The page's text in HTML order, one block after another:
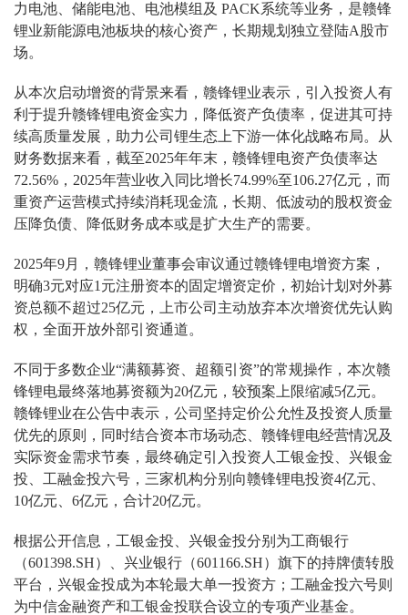
力电池、储能电池、电池模组及 PACK系统等业务，是赣锋
锂业新能源电池板块的核心资产，长期规划独立登陆A股市
场。
从本次启动增资的背景来看，赣锋锂业表示，引入投资人有
利于提升赣锋锂电资金实力，降低资产负债率，促进其可持
续高质量发展，助力公司锂生态上下游一体化战略布局。从
财务数据来看，截至2025年年末，赣锋锂电资产负债率达
72.56%，2025年营业收入同比增长74.99%至106.27亿元，而
重资产运营模式持续消耗现金流，长期、低波动的股权资金
压降负债、降低财务成本或是扩大生产的需要。
2025年9月，赣锋锂业董事会审议通过赣锋锂电增资方案，
明确3元对应1元注册资本的固定增资定价，初始计划对外募
资总额不超过25亿元，上市公司主动放弃本次增资优先认购
权，全面开放外部引资通道。
不同于多数企业“满额募资、超额引资”的常规操作，本次赣
锋锂电最终落地募资额为20亿元，较预案上限缩减5亿元。
赣锋锂业在公告中表示，公司坚持定价公允性及投资人质量
优先的原则，同时结合资本市场动态、赣锋锂电经营情况及
实际资金需求节奏，最终确定引入投资人工银金投、兴银金
投、工融金投六号，三家机构分别向赣锋锂电投资4亿元、
10亿元、6亿元，合计20亿元。
根据公开信息，工银金投、兴银金投分别为工商银行
（601398.SH）、兴业银行（601166.SH）旗下的持牌债转股
平台，兴银金投成为本轮最大单一投资方；工融金投六号则
为中信金融资产和工银金投联合设立的专项产业基金。